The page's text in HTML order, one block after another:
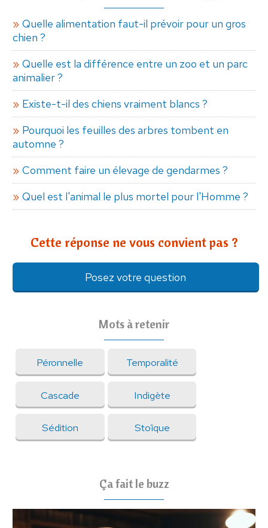
Quelle alimentation faut-il prévoir pour un gros
chien ?
Quelle est la différence entre un zoo et un parc
animalier ?
Existe-t-il des chiens vraiment blancs ?
Pourquoi les feuilles des arbres tombent en
automne ?
Comment faire un élevage de gendarmes ?
Quel est l'animal le plus mortel pour l'Homme ?
Cette réponse ne vous convient pas ?
Posez votre question
Mots à retenir
Péronnelle Temporalité
Cascade Indigète
Sédition Stoïque
Ça fait le buzz